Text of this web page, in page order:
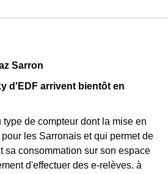
Sarron
d'EDF arrivent bientôt en
type de compteur dont la mise en
les Sarronais et qui permet de
sa consommation sur son espace
d'effectuer des e-relèves. à